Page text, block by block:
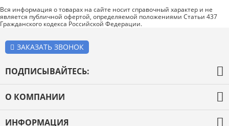
Вся информация о товарах на сайте носит справочный характер и не
является публичной офертой, определяемой положениями Статьи 437
Гражданского кодекса Российской Федерации.
ЗАКАЗАТЬ ЗВОНОК
ПОДПИСЫВАЙТЕСЬ:
О КОМПАНИИ
ИНФОРМАЦИЯ